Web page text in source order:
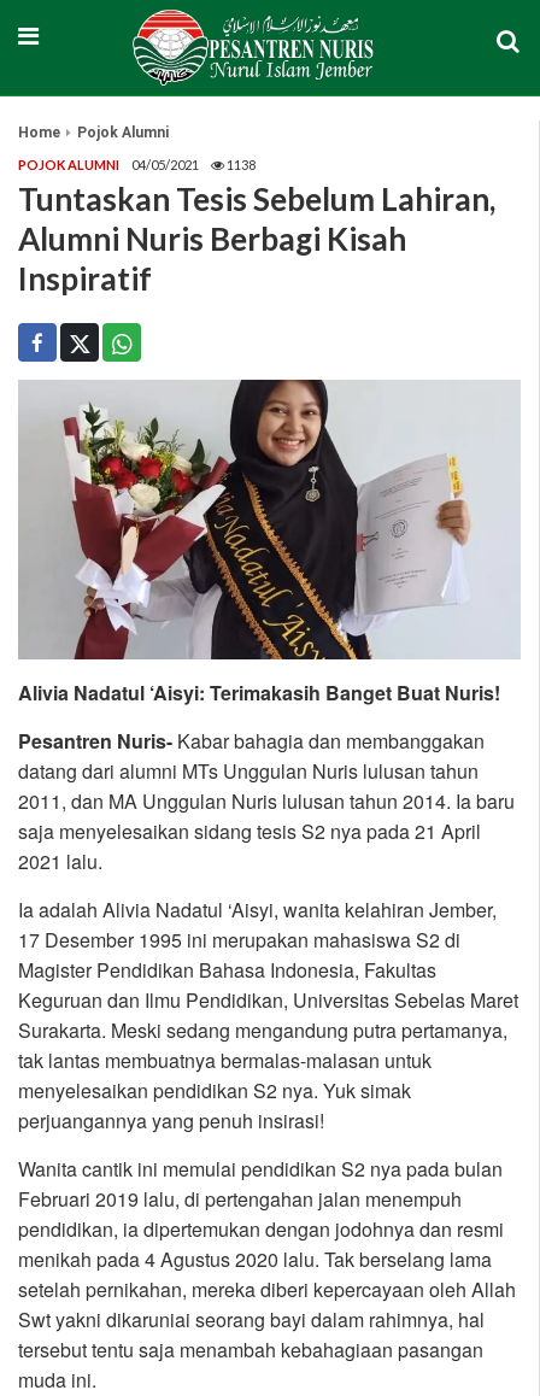
Home Pojok Alumni
POJOK ALUMNI 04/05/2021 1138
Tuntaskan Tesis Sebelum Lahiran,
Alumni Nuris Berbagi Kisah
Inspiratif
Alivia Nadatul ‘Aisyi: Terimakasih Banget Buat Nuris!
Pesantren Nuris- Kabar bahagia dan membanggakan
datang dari alumni MTs Unggulan Nuris lulusan tahun
2011, dan MA Unggulan Nuris lulusan tahun 2014. Ia baru
saja menyelesaikan sidang tesis S2 nya pada 21 April
2021 lalu.
Ia adalah Alivia Nadatul ‘Aisyi, wanita kelahiran Jember,
17 Desember 1995 ini merupakan mahasiswa S2 di
Magister Pendidikan Bahasa Indonesia, Fakultas
Keguruan dan Ilmu Pendidikan, Universitas Sebelas Maret
Surakarta. Meski sedang mengandung putra pertamanya,
tak lantas membuatnya bermalas-malasan untuk
menyelesaikan pendidikan S2 nya. Yuk simak
perjuangannya yang penuh insirasi!
Wanita cantik ini memulai pendidikan S2 nya pada bulan
Februari 2019 lalu, di pertengahan jalan menempuh
pendidikan, ia dipertemukan dengan jodohnya dan resmi
menikah pada 4 Agustus 2020 lalu. Tak berselang lama
setelah pernikahan, mereka diberi kepercayaan oleh Allah
Swt yakni dikaruniai seorang bayi dalam rahimnya, hal
tersebut tentu saja menambah kebahagiaan pasangan
muda ini.